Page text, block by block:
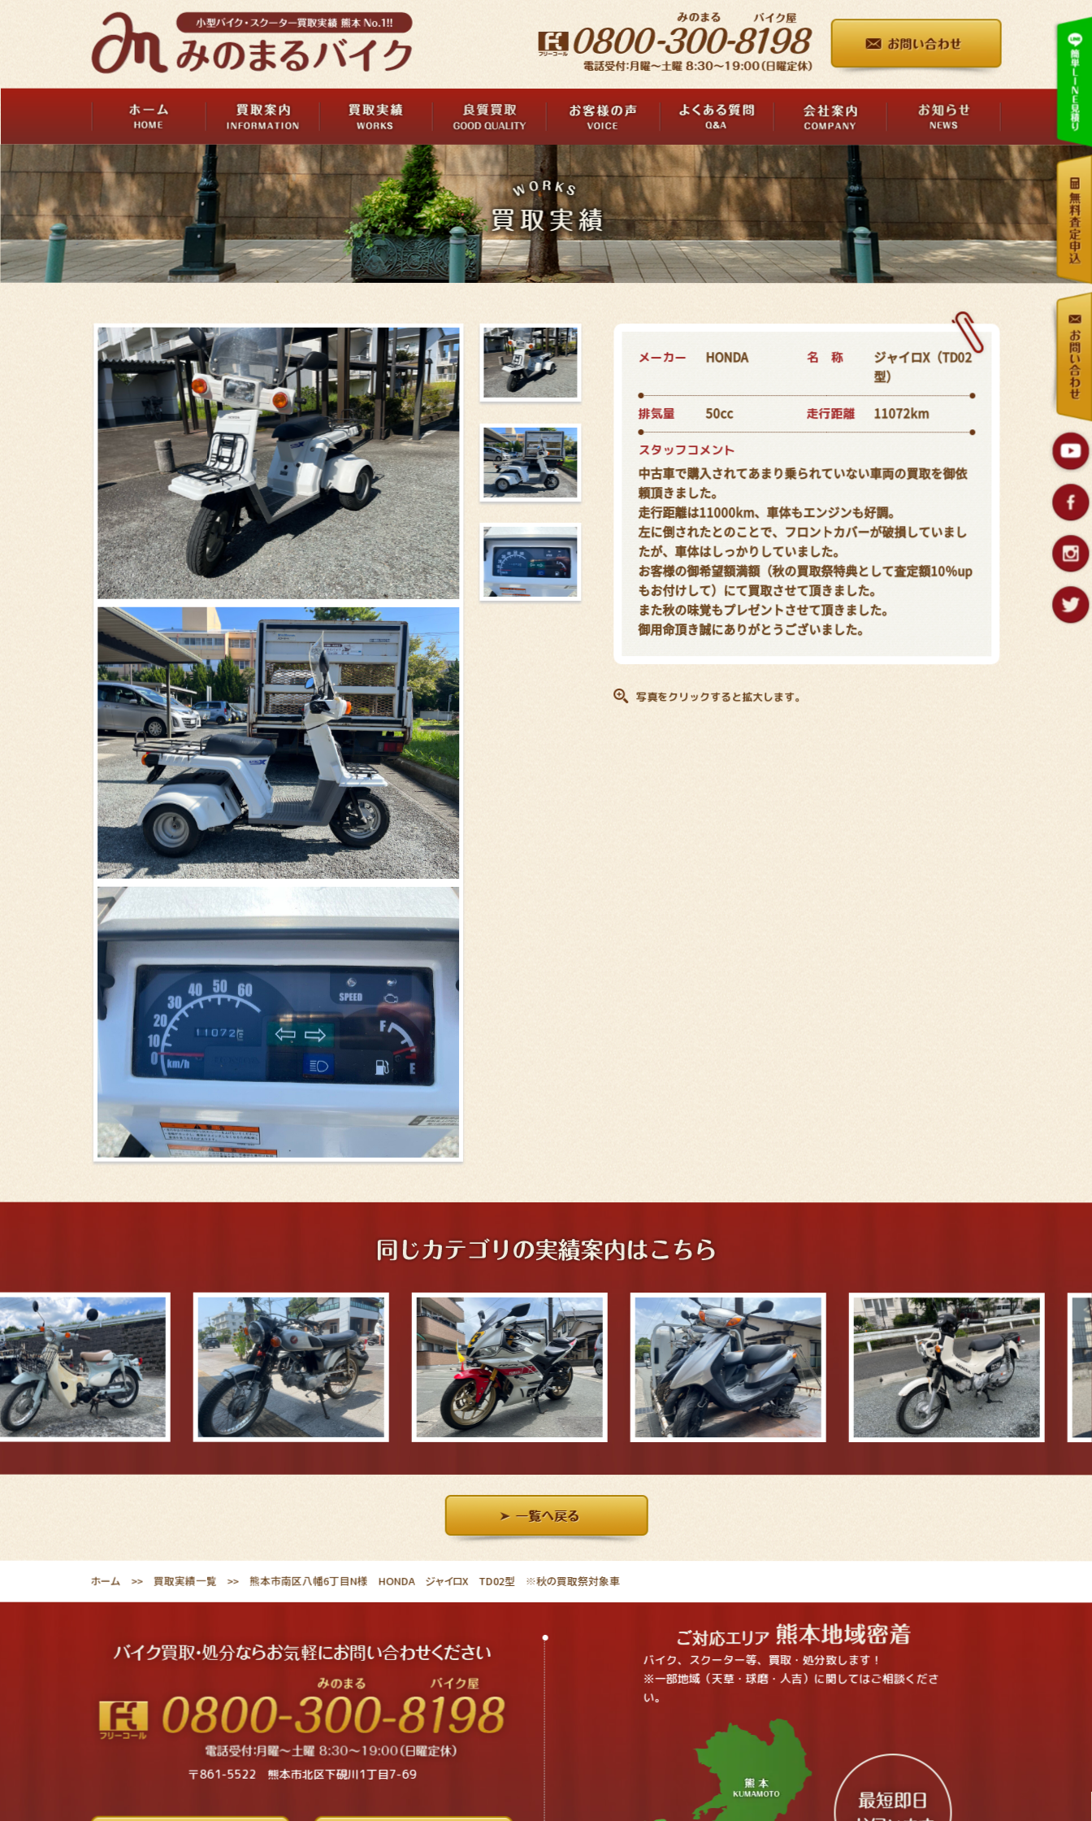
メーカー HONDA 名 称 ジャイロX（TD02
型）
排気量 50cc 走行距離 11072km
スタッフコメント
中古車で購入されてあまり乗られていない車両の買取を御依
頼頂きました。
走行距離は11000km、車体もエンジンも好調。
左に倒されたとのことで、フロントカバーが破損していまし
たが、車体はしっかりしていました。
お客様の御希望額満額（秋の買取祭特典として査定額10％up
もお付けして）にて買取させて頂きました。
また秋の味覚もプレゼントさせて頂きました。
御用命頂き誠にありがとうございました。
写真をクリックすると拡大します。
ホーム 買取実績一覧 熊本市南区八幡6丁目N様 HONDA ジャイロX TD02型 ※秋の買取祭対象車
〒861-5522 熊本市北区下硯川1丁目7-69
バイク、スクーター等、買取・処分致します！
※一部地域（天草・球磨・人吉）に関してはご相談くださ
い。